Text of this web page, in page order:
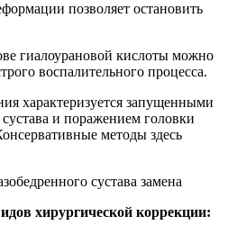
позволяет остановить
гиалоурановой кислоты можно
воспалительного процесса.
характеризуется запущенными
и поражением головки
методы здесь
хирургической коррекции: